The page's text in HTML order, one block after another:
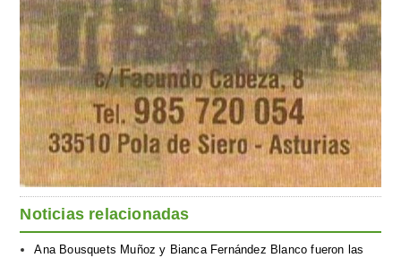
Noticias relacionadas
Ana Bousquets Muñoz y Bianca Fernández Blanco fueron las